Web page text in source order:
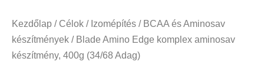
Kezdőlap / Célok / Izomépítés / BCAA és Aminosav
készítmények / Blade Amino Edge komplex aminosav
készítmény, 400g (34/68 Adag)